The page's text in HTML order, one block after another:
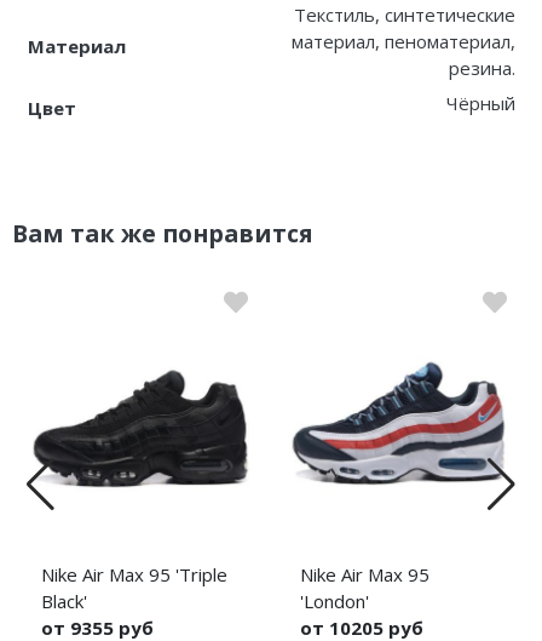
Материал
Текстиль, синтетические
материал, пеноматериал,
резина.
Цвет
Чёрный
Вам так же понравится
Nike Air Max 95 'Triple
Black'
от 9355 руб
Nike Air Max 95
'London'
от 10205 руб